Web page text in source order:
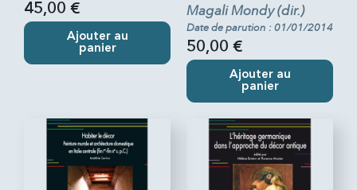
45,00 €
Ajouter au
panier
Magali Mondy (dir.)
Date de parution : 01/01/2014
50,00 €
Ajouter au
panier